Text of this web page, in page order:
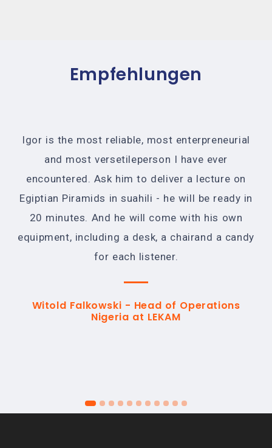
Empfehlungen
Igor is the most reliable, most enterpreneurial
and most versetileperson I have ever
encountered. Ask him to deliver a lecture on
Egiptian Piramids in suahili - he will be ready in
20 minutes. And he will come with his own
equipment, including a desk, a chairand a candy
for each listener.
Witold Falkowski - Head of Operations
Nigeria at LEKAM